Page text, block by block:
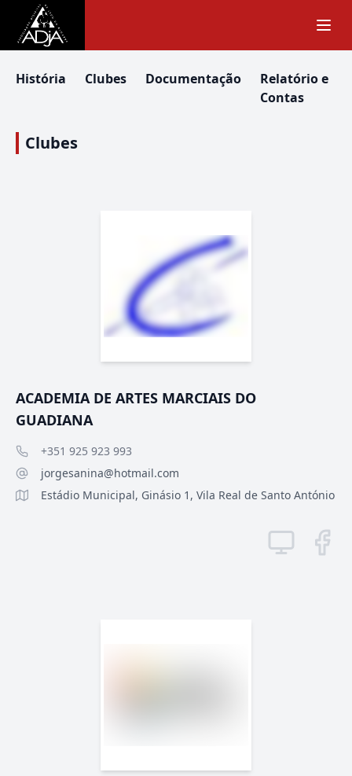
História Clubes Documentação
Relatório e
Contas
Clubes
ACADEMIA DE ARTES MARCIAIS DO
GUADIANA
+351 925 923 993
jorgesanina@hotmail.com
Estádio Municipal, Ginásio 1, Vila Real de Santo António